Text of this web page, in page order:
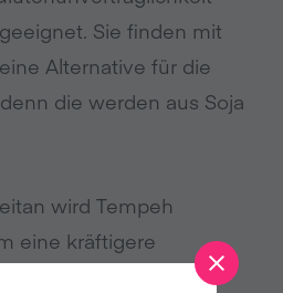
Sie finden mit
Alternative für die
die werden aus Soja
wird Tempeh
eine kräftigere